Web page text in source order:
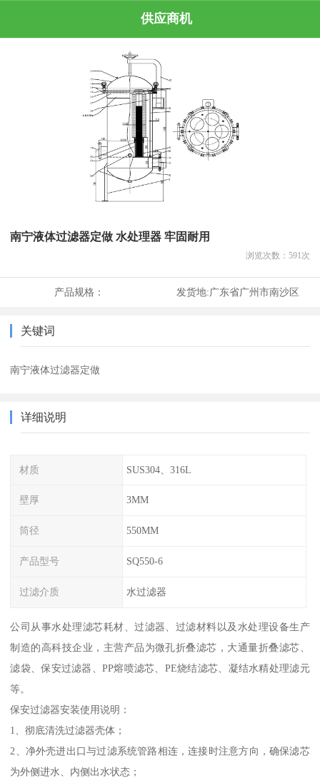
供应商机
南宁液体过滤器定做 水处理器 牢固耐用
浏览次数： 591 次
产品规格： 发货地:广东省广州市南沙区
关键词
南宁液体过滤器定做
详细说明
材质 SUS304、316L
壁厚 3MM
筒径 550MM
产品型号 SQ550-6
过滤介质 水过滤器
公司从事水处理滤芯耗材、过滤器、过滤材料以及水处理设备生产
制造的高科技企业，主营产品为微孔折叠滤芯，大通量折叠滤芯、
滤袋、保安过滤器、PP熔喷滤芯、PE烧结滤芯、凝结水精处理滤元
等。
保安过滤器安装使用说明：
1、彻底清洗过滤器壳体；
2、净外壳进出口与过滤系统管路相连，连接时注意方向，确保滤芯
为外侧进水、内侧出水状态；